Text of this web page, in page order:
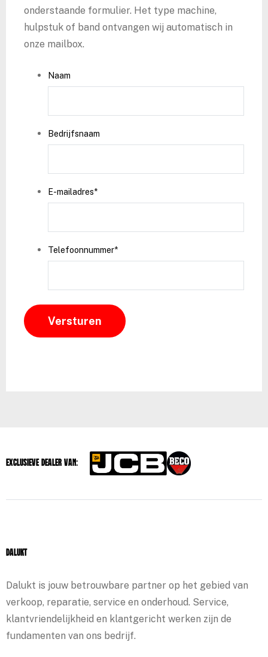
onderstaande formulier. Het type machine,
hulpstuk of band ontvangen wij automatisch in
onze mailbox.
Naam
Bedrijfsnaam
E-mailadres*
Telefoonnummer*
Exclusieve dealer van:
Dalukt
Dalukt is jouw betrouwbare partner op het gebied van
verkoop, reparatie, service en onderhoud. Service,
klantvriendelijkheid en klantgericht werken zijn de
fundamenten van ons bedrijf.